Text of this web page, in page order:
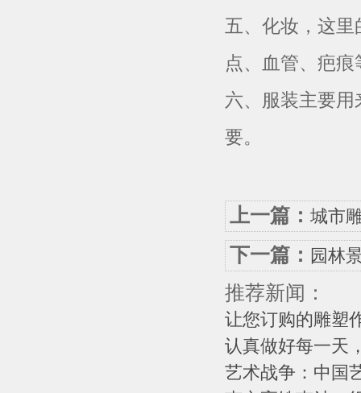
五、化妆，这
点、血管、疤痕
六、服装主要
要。
上一篇： 城市
下一篇： 园林
推荐新闻：
让您订购的雕塑
认真做好每一天
艺术战争：中国